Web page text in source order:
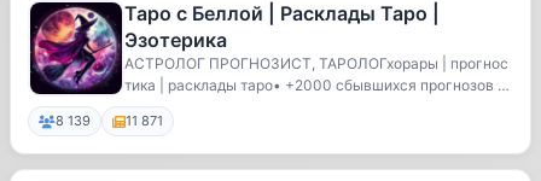
Таро с Беллой | Расклады Таро |
Эзотерика
АСТРОЛОГ ПРОГНОЗИСТ, ТАРОЛОГхорары | прогнос
тика | расклады таро• +2000 сбывшихся прогнозов •
отв...
8 139 11 871